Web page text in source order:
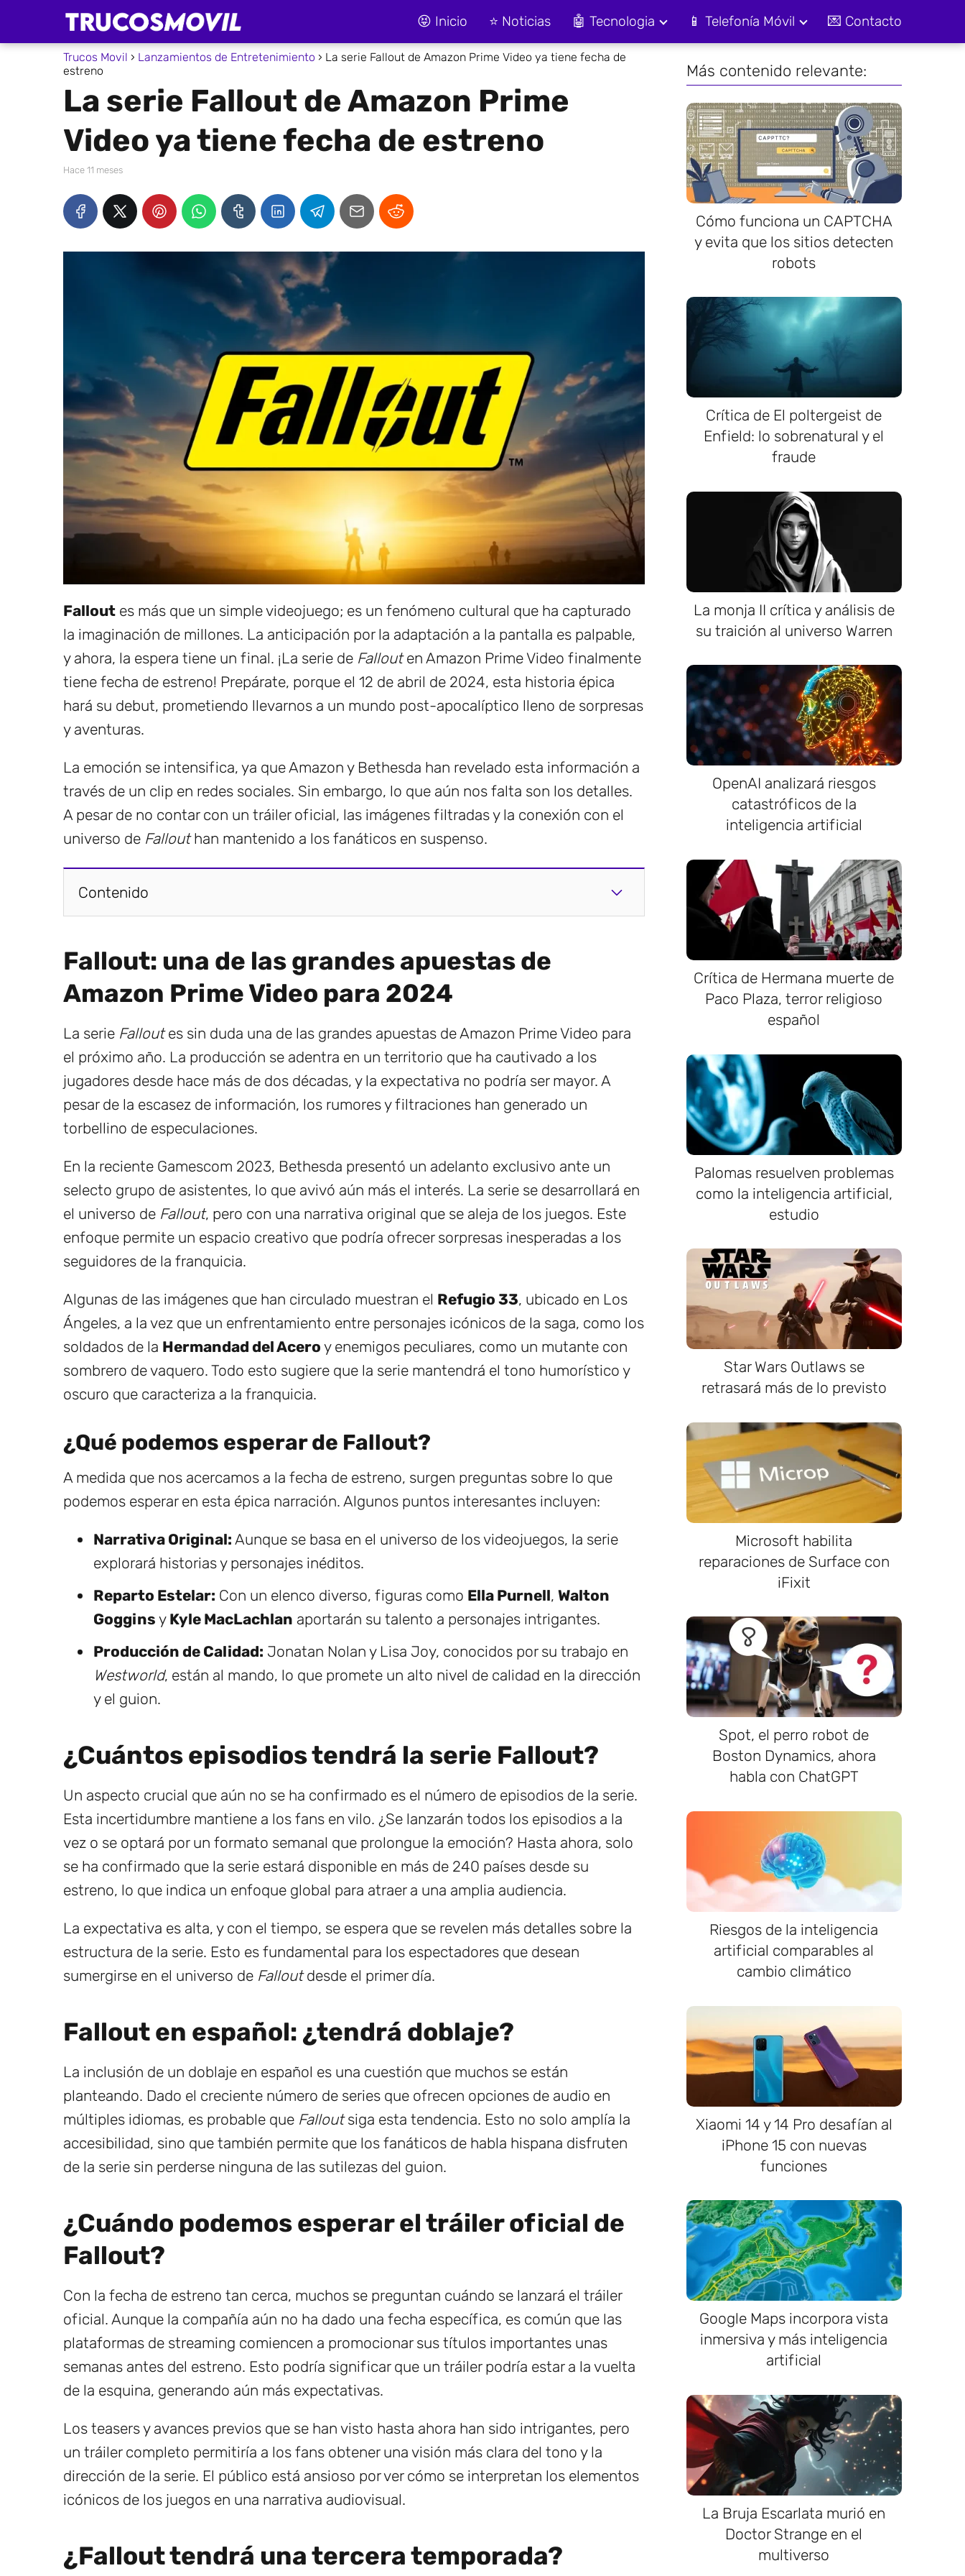
😝 Inicio ⭐ Noticias 🤖 Tecnologia 📱 Telefonía Móvil 💌 Contacto
Trucos Movil Lanzamientos de Entretenimiento
La serie Fallout de Amazon Prime Video ya tiene fecha de
estreno
La serie Fallout de Amazon Prime
Video ya tiene fecha de estreno
hace 11 meses
Fallout es más que un simple videojuego; es un fenómeno cultural que ha capturado
la imaginación de millones. La anticipación por la adaptación a la pantalla es palpable,
y ahora, la espera tiene un final. ¡La serie de Fallouten Amazon Prime Video finalmente
tiene fecha de estreno! Prepárate, porque el 12 de abril de 2024, esta historia épica
hará su debut, prometiendo llevarnos a un mundo post-apocalíptico lleno de sorpresas
y aventuras.
La emoción se intensifica, ya que Amazon y Bethesda han revelado esta información a
través de un clip en redes sociales. Sin embargo, lo que aún nos falta son los detalles.
A pesar de no contar con un tráiler oficial, las imágenes filtradas y la conexión con el
universo de Fallouthan mantenido a los fanáticos en suspenso.
Contenido
Fallout: una de las grandes apuestas de
Amazon Prime Video para 2024
La serie Falloutes sin duda una de las grandes apuestas de Amazon Prime Video para
el próximo año. La producción se adentra en un territorio que ha cautivado a los
jugadores desde hace más de dos décadas, y la expectativa no podría ser mayor. A
pesar de la escasez de información, los rumores y filtraciones han generado un
torbellino de especulaciones.
En la reciente Gamescom 2023, Bethesda presentó un adelanto exclusivo ante un
selecto grupo de asistentes, lo que avivó aún más el interés. La serie se desarrollará en
el universo de Fallout, pero con una narrativa original que se aleja de los juegos. Este
enfoque permite un espacio creativo que podría ofrecer sorpresas inesperadas a los
seguidores de la franquicia.
Algunas de las imágenes que han circulado muestran el Refugio 33, ubicado en Los
Ángeles, a la vez que un enfrentamiento entre personajes icónicos de la saga, como los
soldados de la Hermandad del Acero y enemigos peculiares, como un mutante con
sombrero de vaquero. Todo esto sugiere que la serie mantendrá el tono humorístico y
oscuro que caracteriza a la franquicia.
¿Qué podemos esperar de Fallout?
A medida que nos acercamos a la fecha de estreno, surgen preguntas sobre lo que
podemos esperar en esta épica narración. Algunos puntos interesantes incluyen:
Narrativa Original: Aunque se basa en el universo de los videojuegos, la serie
explorará historias y personajes inéditos.
Reparto Estelar: Con un elenco diverso, figuras como Ella Purnell, Walton
Goggins y Kyle MacLachlan aportarán su talento a personajes intrigantes.
Producción de Calidad: Jonatan Nolan y Lisa Joy, conocidos por su trabajo en
Westworld, están al mando, lo que promete un alto nivel de calidad en la dirección
y el guion.
¿Cuántos episodios tendrá la serie Fallout?
Un aspecto crucial que aún no se ha confirmado es el número de episodios de la serie.
Esta incertidumbre mantiene a los fans en vilo. ¿Se lanzarán todos los episodios a la
vez o se optará por un formato semanal que prolongue la emoción? Hasta ahora, solo
se ha confirmado que la serie estará disponible en más de 240 países desde su
estreno, lo que indica un enfoque global para atraer a una amplia audiencia.
La expectativa es alta, y con el tiempo, se espera que se revelen más detalles sobre la
estructura de la serie. Esto es fundamental para los espectadores que desean
sumergirse en el universo de Falloutdesde el primer día.
Fallout en español: ¿tendrá doblaje?
La inclusión de un doblaje en español es una cuestión que muchos se están
planteando. Dado el creciente número de series que ofrecen opciones de audio en
múltiples idiomas, es probable que Falloutsiga esta tendencia. Esto no solo amplía la
accesibilidad, sino que también permite que los fanáticos de habla hispana disfruten
de la serie sin perderse ninguna de las sutilezas del guion.
¿Cuándo podemos esperar el tráiler oficial de
Fallout?
Con la fecha de estreno tan cerca, muchos se preguntan cuándo se lanzará el tráiler
oficial. Aunque la compañía aún no ha dado una fecha específica, es común que las
plataformas de streaming comiencen a promocionar sus títulos importantes unas
semanas antes del estreno. Esto podría significar que un tráiler podría estar a la vuelta
de la esquina, generando aún más expectativas.
Los teasers y avances previos que se han visto hasta ahora han sido intrigantes, pero
un tráiler completo permitiría a los fans obtener una visión más clara del tono y la
dirección de la serie. El público está ansioso por ver cómo se interpretan los elementos
icónicos de los juegos en una narrativa audiovisual.
¿Fallout tendrá una tercera temporada?
Más contenido relevante:
Cómo funciona un CAPTCHA
y evita que los sitios detecten
robots
Crítica de El poltergeist de
Enfield: lo sobrenatural y el
fraude
La monja II crítica y análisis de
su traición al universo Warren
OpenAI analizará riesgos
catastróficos de la
inteligencia artificial
Crítica de Hermana muerte de
Paco Plaza, terror religioso
español
Palomas resuelven problemas
como la inteligencia artificial,
estudio
Star Wars Outlaws se
retrasará más de lo previsto
Microsoft habilita
reparaciones de Surface con
iFixit
Spot, el perro robot de
Boston Dynamics, ahora
habla con ChatGPT
Riesgos de la inteligencia
artificial comparables al
cambio climático
Xiaomi 14 y 14 Pro desafían al
iPhone 15 con nuevas
funciones
Google Maps incorpora vista
inmersiva y más inteligencia
artificial
La Bruja Escarlata murió en
Doctor Strange en el
multiverso